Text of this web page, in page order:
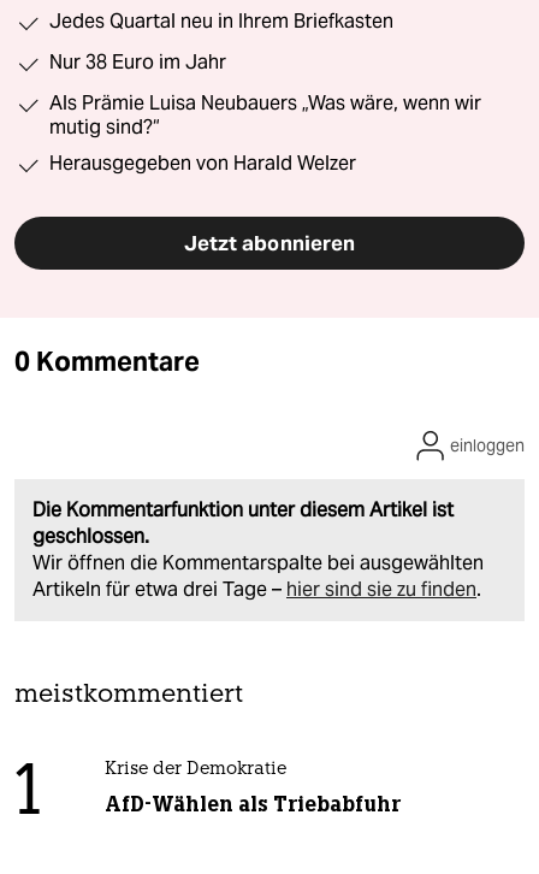
Jedes Quartal neu in Ihrem Briefkasten
Nur 38 Euro im Jahr
Als Prämie Luisa Neubauers „Was wäre, wenn wir
mutig sind?“
Herausgegeben von Harald Welzer
Jetzt abonnieren
0 Kommentare
Die Kommentarfunktion unter diesem Artikel ist
geschlossen.
Wir öffnen die Kommentarspalte bei ausgewählten
Artikeln für etwa drei Tage – hier sind sie zu finden.
einloggen
meistkommentiert
1 Krise der Demokratie
AfD-Wählen als Triebabfuhr